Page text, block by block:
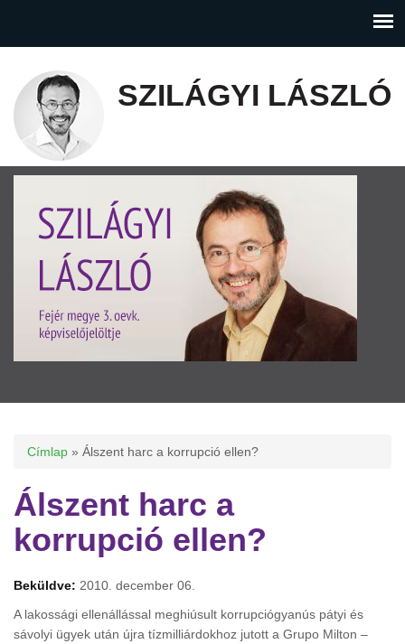
SZILÁGYI LÁSZLÓ
Jelenlegi hely
Címlap » Álszent harc a korrupció ellen?
Álszent harc a
korrupció ellen?
Beküldve: 2010. december 06.
A lakossági ellenállással meghiúsult korrupciógyanús pátyi és
sávolyi ügyek után újra tízmilliárdokhoz jutott a Grupo Milton –